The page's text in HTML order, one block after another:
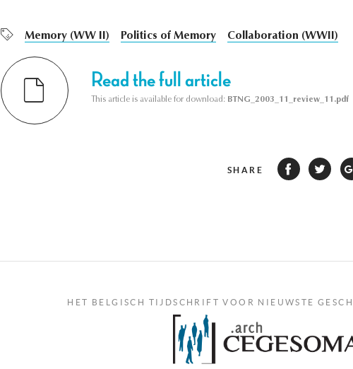
Memory (WW II) Politics of Memory Collaboration (WWII)
Read the full article
This article is available for download: BTNG_2003_11_review_11.pdf
SHARE
HET BELGISCH TIJDSCHRIFT VOOR NIEUWSTE